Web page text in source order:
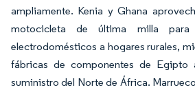
ampliamente. Kenia y Ghana
motocicleta de última milla para
electrodomésticos a hogares rurales,
fábricas de componentes de Egipto
suministro del Norte de África.